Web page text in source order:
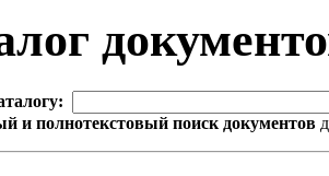
и полнотекстовый поиск документов